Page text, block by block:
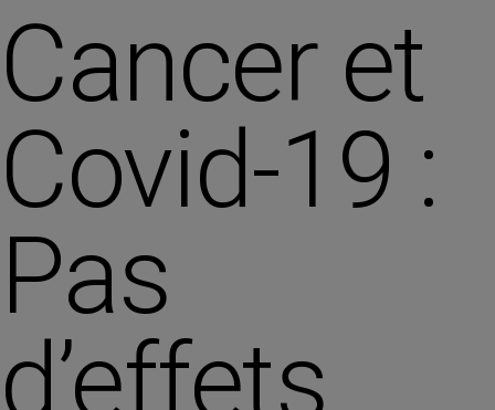
Cancer et
Covid-19 :
Pas
d’effets